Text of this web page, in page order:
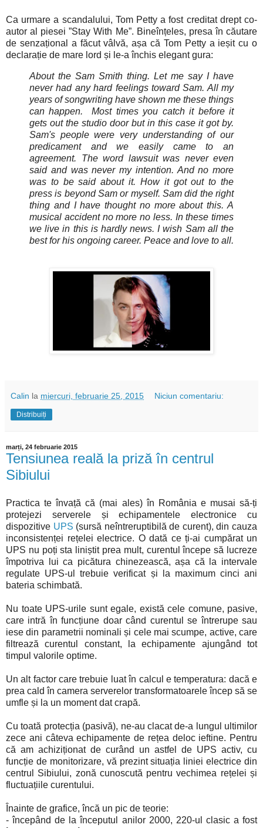
Ca urmare a scandalului, Tom Petty a fost creditat drept co-
autor al piesei ”Stay With Me”. Bineînțeles, presa în căutare
de senzațional a făcut vâlvă, așa că Tom Petty a ieșit cu o
declarație de mare lord și le-a închis elegant gura:
About the Sam Smith thing. Let me say I have
never had any hard feelings toward Sam. All my
years of songwriting have shown me these things
can happen. Most times you catch it before it
gets out the studio door but in this case it got by.
Sam's people were very understanding of our
predicament and we easily came to an
agreement. The word lawsuit was never even
said and was never my intention. And no more
was to be said about it. How it got out to the
press is beyond Sam or myself. Sam did the right
thing and I have thought no more about this. A
musical accident no more no less. In these times
we live in this is hardly news. I wish Sam all the
best for his ongoing career. Peace and love to all.
Calin la miercuri, februarie 25, 2015 Niciun comentariu:
Distribuiți
marți, 24 februarie 2015
Tensiunea reală la priză în centrul
Sibiului
Practica te învață că (mai ales) în România e musai să-ți
protejezi serverele și echipamentele electronice cu
dispozitive UPS (sursă neîntreruptibilă de curent), din cauza
inconsistenței rețelei electrice. O dată ce ți-ai cumpărat un
UPS nu poți sta liniștit prea mult, curentul începe să lucreze
împotriva lui ca picătura chinezească, așa că la intervale
regulate UPS-ul trebuie verificat și la maximum cinci ani
bateria schimbată.
Nu toate UPS-urile sunt egale, există cele comune, pasive,
care intră în funcțiune doar când curentul se întrerupe sau
iese din parametrii nominali și cele mai scumpe, active, care
filtrează curentul constant, la echipamente ajungând tot
timpul valorile optime.
Un alt factor care trebuie luat în calcul e temperatura: dacă e
prea cald în camera serverelor transformatoarele încep să se
umfle și la un moment dat crapă.
Cu toată protecția (pasivă), ne-au clacat de-a lungul ultimilor
zece ani câteva echipamente de rețea deloc ieftine. Pentru
că am achiziționat de curând un astfel de UPS activ, cu
funcție de monitorizare, vă prezint situația liniei electrice din
centrul Sibiului, zonă cunoscută pentru vechimea rețelei și
fluctuațiile curentului.
Înainte de grafice, încă un pic de teorie:
- începând de la începutul anilor 2000, 220-ul clasic a fost